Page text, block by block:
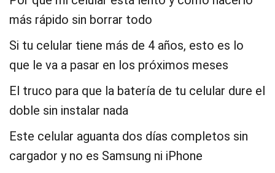
más rápido sin borrar todo
Si tu celular tiene más de 4 años, esto es lo
que le va a pasar en los próximos meses
El truco para que la batería de tu celular dure el
doble sin instalar nada
Este celular aguanta dos días completos sin
cargador y no es Samsung ni iPhone